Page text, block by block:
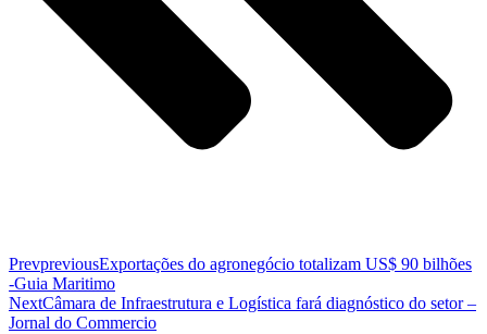
PrevpreviousExportações do agronegócio totalizam US$ 90 bilhões
-Guia Maritimo
NextCâmara de Infraestrutura e Logística fará diagnóstico do setor –
Jornal do Commercio